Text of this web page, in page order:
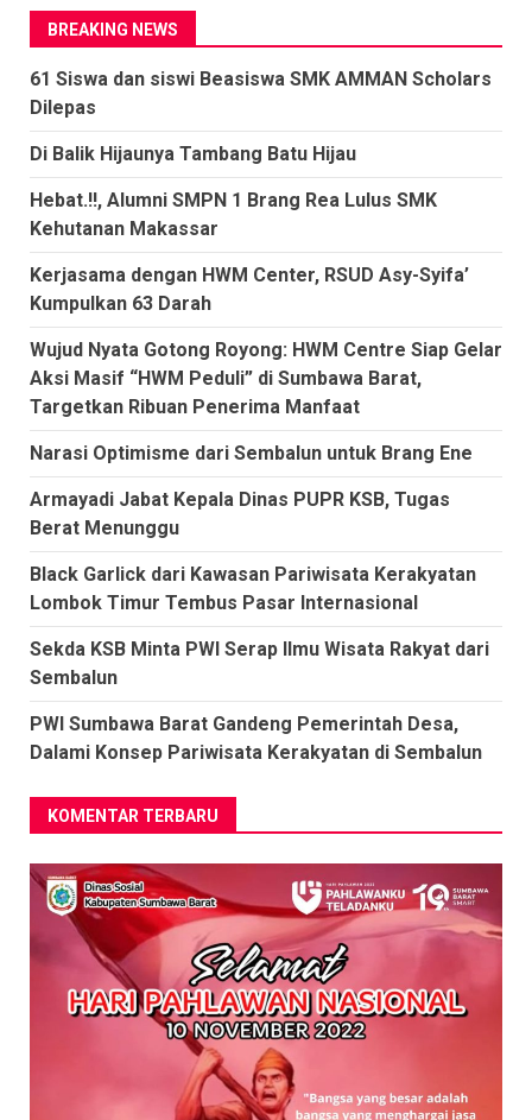
BREAKING NEWS
61 Siswa dan siswi Beasiswa SMK AMMAN Scholars
Dilepas
Di Balik Hijaunya Tambang Batu Hijau
Hebat.!!, Alumni SMPN 1 Brang Rea Lulus SMK
Kehutanan Makassar
Kerjasama dengan HWM Center, RSUD Asy-Syifa’
Kumpulkan 63 Darah
Wujud Nyata Gotong Royong: HWM Centre Siap Gelar
Aksi Masif “HWM Peduli” di Sumbawa Barat,
Targetkan Ribuan Penerima Manfaat
Narasi Optimisme dari Sembalun untuk Brang Ene
Armayadi Jabat Kepala Dinas PUPR KSB, Tugas
Berat Menunggu
Black Garlick dari Kawasan Pariwisata Kerakyatan
Lombok Timur Tembus Pasar Internasional
Sekda KSB Minta PWI Serap Ilmu Wisata Rakyat dari
Sembalun
PWI Sumbawa Barat Gandeng Pemerintah Desa,
Dalami Konsep Pariwisata Kerakyatan di Sembalun
KOMENTAR TERBARU